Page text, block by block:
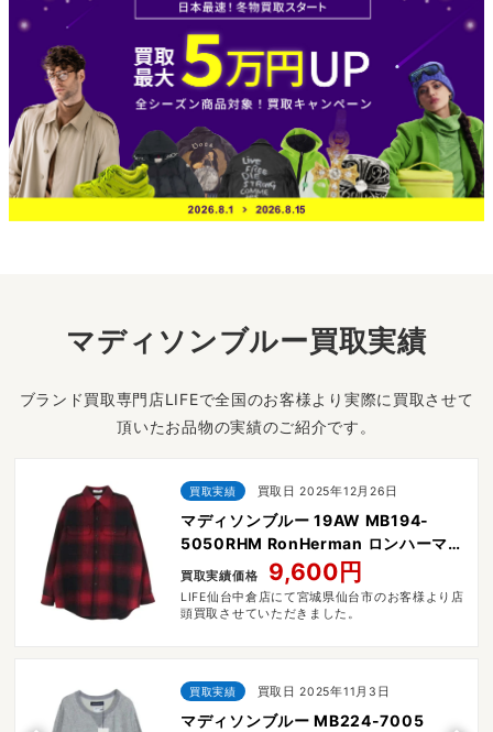
マディソンブルー買取実績
ブランド買取専門店LIFEで全国のお客様より実際に買取させて
頂いたお品物の実績のご紹介です。
買取実績 買取日 2025年12月26日
マディソンブルー 19AW MB194-
5050RHM RonHerman ロンハーマン
別注 長袖 ウール チェック ネル シャツ
買取実績価格 9,600円
LIFE仙台中倉店にて宮城県仙台市のお客様より店
頭買取させていただきました。
買取実績 買取日 2025年11月3日
マディソンブルー MB224-7005